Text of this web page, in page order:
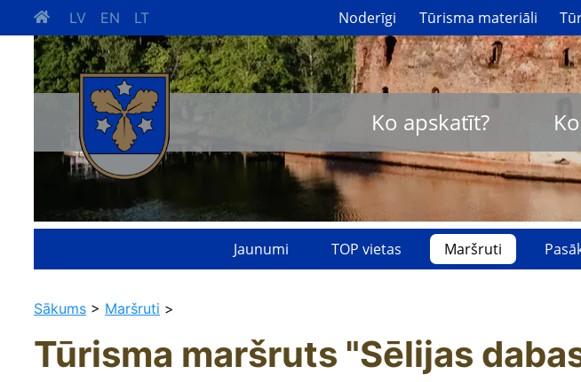
LV EN LT Noderīgi Tūrisma materiāli
Ko apskatīt?
Jaunumi TOP vietas Maršruti
Sākums > Maršruti >
Tūrisma maršruts "Sēlijas